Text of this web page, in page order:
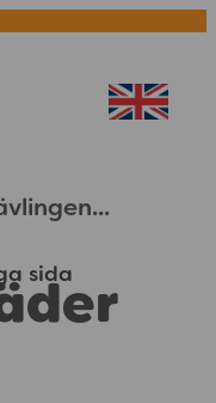
sida